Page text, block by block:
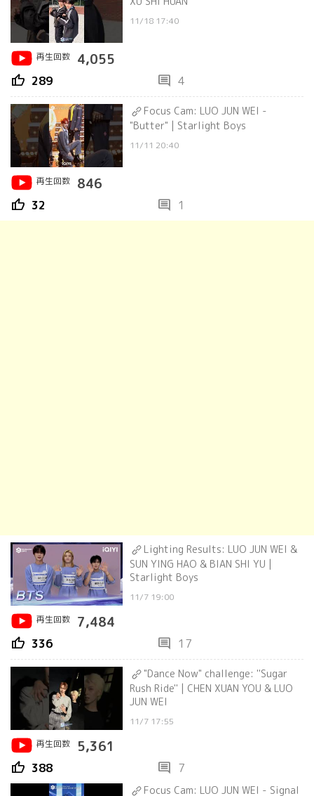
11/18 17:40
再生回数 4,055
thumb_up 289 comment 4
Focus Cam: LUO JUN WEI -
"Butter" | Starlight Boys
11/11 20:40
再生回数 846
thumb_up 32 comment 1
Lighting Results: LUO JUN WEI &
SUN YING HAO & BIAN SHI YU |
Starlight Boys
11/7 19:00
再生回数
7,484
thumb_up 336 comment 17
"Dance Now" challenge: ''Sugar
Rush Ride'' | CHEN XUAN YOU & LUO
JUN WEI
11/7 17:55
再生回数
5,361
thumb_up 388 comment 7
Focus Cam: LUO JUN WEI - Signal